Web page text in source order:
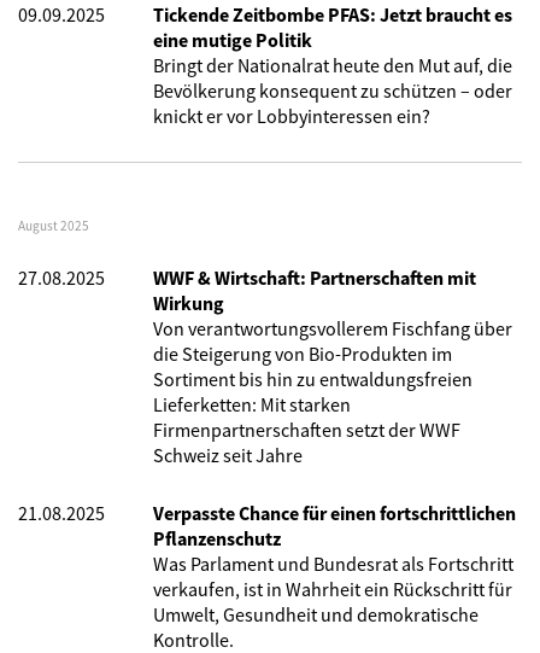
09.09.2025
Tickende Zeitbombe PFAS: Jetzt braucht es
eine mutige Politik
Bringt der Nationalrat heute den Mut auf, die
Bevölkerung konsequent zu schützen – oder
knickt er vor Lobbyinteressen ein?
August 2025
27.08.2025
WWF & Wirtschaft: Partnerschaften mit
Wirkung
Von verantwortungsvollerem Fischfang über
die Steigerung von Bio-Produkten im
Sortiment bis hin zu entwaldungsfreien
Lieferketten: Mit starken
Firmenpartnerschaften setzt der WWF
Schweiz seit Jahre
21.08.2025
Verpasste Chance für einen fortschrittlichen
Pflanzenschutz
Was Parlament und Bundesrat als Fortschritt
verkaufen, ist in Wahrheit ein Rückschritt für
Umwelt, Gesundheit und demokratische
Kontrolle.